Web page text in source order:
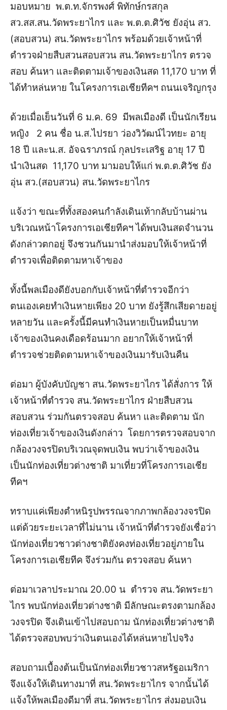
มอบหมาย พ.ต.ท.จักรพงศ์ พิทักษ์กรสกุล
สว.สส.สน.วัดพระยาไกร และ พ.ต.ต.ศิวัช ยังอุ่น สว.
(สอบสวน) สน.วัดพระยาไกร พร้อมด้วยเจ้าหน้าที่
ตำรวจฝ่ายสืบสวนสอบสวน สน.วัดพระยาไกร ตรวจ
สอบ ค้นหา และติดตามเจ้าของเงินสด 11,170 บาท ที่
ได้ทำหล่นหาย ในโครงการเอเชียทีคฯ ถนนเจริญกรุง
ด้วยเมื่อเย็นวันที่ 6 ม.ค. 69 มีพลเมืองดี เป็นนักเรียน
หญิง 2 คน ชื่อ น.ส.ไปรยา ว่องวิวัฒน์ไวทยะ อายุ
18 ปี และน.ส. อัจฉราภรณ์ กุลประเสริฐ อายุ 17 ปี
นำเงินสด 11,170 บาท มามอบให้แก่ พ.ต.ต.ศิวัช ยัง
อุ่น สว.(สอบสวน) สน.วัดพระยาไกร
แจ้งว่า ขณะที่ทั้งสองคนกำลังเดินเท้ากลับบ้านผ่าน
บริเวณหน้าโครงการเอเชียทีคฯ ได้พบเงินสดจำนวน
ดังกล่าวตกอยู่ จึงชวนกันมานำส่งมอบให้เจ้าหน้าที่
ตำรวจเพื่อติดตามหาเจ้าของ
ทั้งนี้พลเมืองดียังบอกกับเจ้าหน้าที่ตำรวจอีกว่า
ตนเองเคยทำเงินหายเพียง 20 บาท ยังรู้สึกเสียดายอยู่
หลายวัน และครั้งนี้มีคนทำเงินหายเป็นหมื่นบาท
เจ้าของเงินคงเดือดร้อนมาก อยากให้เจ้าหน้าที่
ตำรวจช่วยติดตามหาเจ้าของเงินมารับเงินคืน
ต่อมา ผู้บังคับบัญชา สน.วัดพระยาไกร ได้สั่งการ ให้
เจ้าหน้าที่ตำรวจ สน.วัดพระยาไกร ฝ่ายสืบสวน
สอบสวน ร่วมกันตรวจสอบ ค้นหา และติดตาม นัก
ท่องเที่ยวเจ้าของเงินดังกล่าว โดยการตรวจสอบจาก
กล้องวงจรปิดบริเวณจุดพบเงิน พบว่าเจ้าของเงิน
เป็นนักท่องเที่ยวต่างชาติ มาเที่ยวที่โครงการเอเชีย
ทีคฯ
ทราบแค่เพียงตำหนิรูปพรรณจากภาพกล้องวงจรปิด
แต่ด้วยระยะเวลาที่ไม่นาน เจ้าหน้าที่ตำรวจยังเชื่อว่า
นักท่องเที่ยวชาวต่างชาติยังคงท่องเที่ยวอยู่ภายใน
โครงการเอเชียทีค จึงร่วมกัน ตรวจสอบ ค้นหา
ต่อมาเวลาประมาณ 20.00 น ตำรวจ สน.วัดพระยา
ไกร พบนักท่องเที่ยวต่างชาติ มีลักษณะตรงตามกล้อง
วงจรปิด จึงเดินเข้าไปสอบถาม นักท่องเที่ยวต่างชาติ
ได้ตรวจสอบพบว่าเงินตนเองได้หล่นหายไปจริง
สอบถามเบื้องต้นเป็นนักท่องเที่ยวชาวสหรัฐอเมริกา
จึงแจ้งให้เดินทางมาที่ สน.วัดพระยาไกร จากนั้นได้
แจ้งให้พลเมืองดีมาที่ สน.วัดพระยาไกร ส่งมอบเงิน